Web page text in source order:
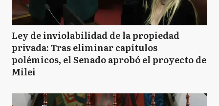
Ley de inviolabilidad de la propiedad
privada: Tras eliminar capítulos
polémicos, el Senado aprobó el proyecto de
Milei